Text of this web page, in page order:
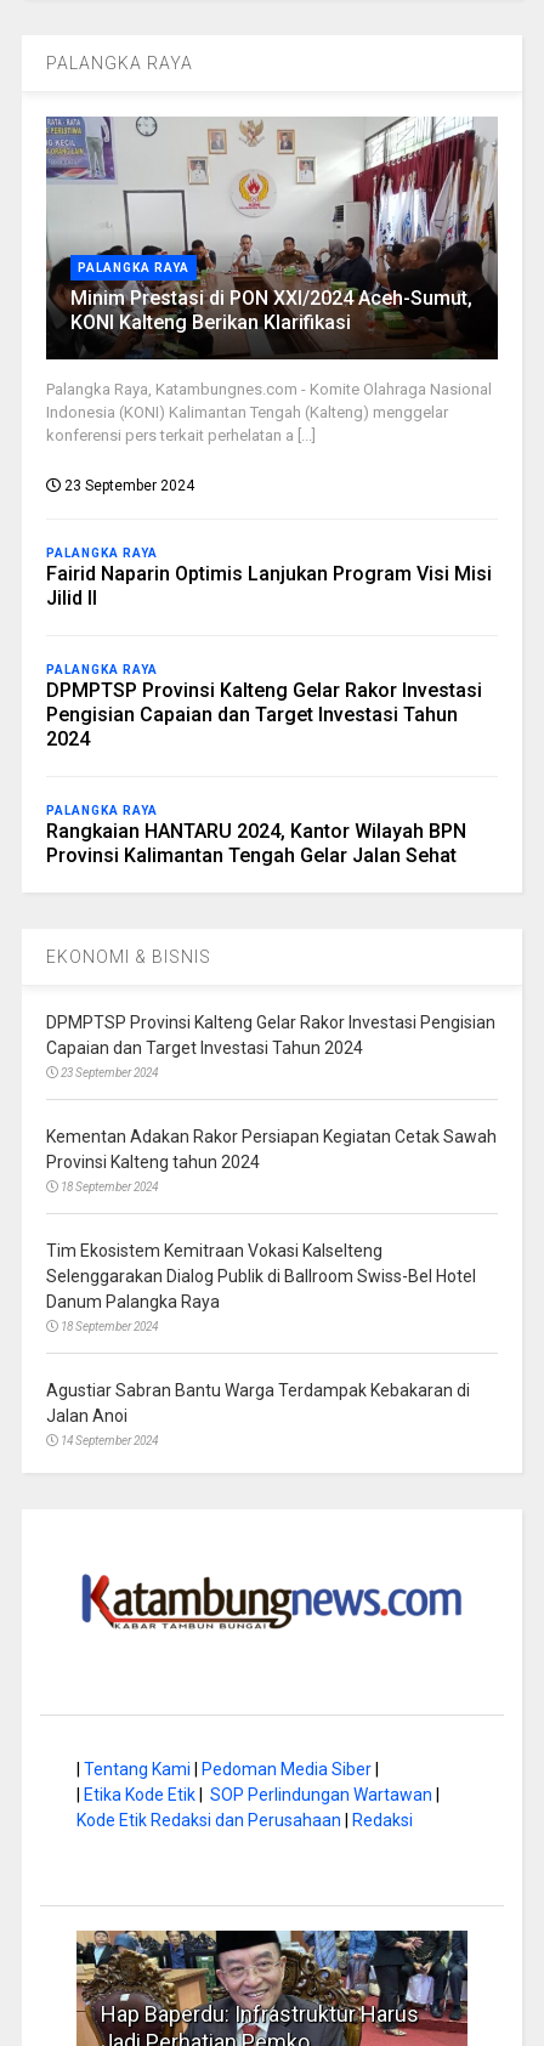
PALANGKA RAYA
PALANGKA RAYA
Minim Prestasi di PON XXI/2024 Aceh-Sumut,
KONI Kalteng Berikan Klarifikasi
Palangka Raya, Katambungnes.com - Komite Olahraga Nasional
Indonesia (KONI) Kalimantan Tengah (Kalteng) menggelar
konferensi pers terkait perhelatan a [...]
23 September 2024
PALANGKA RAYA
Fairid Naparin Optimis Lanjukan Program Visi Misi
Jilid II
PALANGKA RAYA
DPMPTSP Provinsi Kalteng Gelar Rakor Investasi
Pengisian Capaian dan Target Investasi Tahun
2024
PALANGKA RAYA
Rangkaian HANTARU 2024, Kantor Wilayah BPN
Provinsi Kalimantan Tengah Gelar Jalan Sehat
EKONOMI & BISNIS
DPMPTSP Provinsi Kalteng Gelar Rakor Investasi Pengisian
Capaian dan Target Investasi Tahun 2024
23 September 2024
Kementan Adakan Rakor Persiapan Kegiatan Cetak Sawah
Provinsi Kalteng tahun 2024
18 September 2024
Tim Ekosistem Kemitraan Vokasi Kalselteng
Selenggarakan Dialog Publik di Ballroom Swiss-Bel Hotel
Danum Palangka Raya
18 September 2024
Agustiar Sabran Bantu Warga Terdampak Kebakaran di
Jalan Anoi
14 September 2024
Tentang Kami Pedoman Media Siber|
Etika Kode Etik| SOP Perlindungan Wartawan
Kode Etik Redaksi dan Perusahaan
Redaksi
Hap Baperdu: Infrastruktur Harus